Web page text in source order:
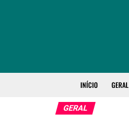
INÍCIO GERAL
GERAL